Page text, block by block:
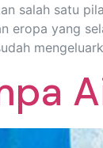
salah satu
eropa yang